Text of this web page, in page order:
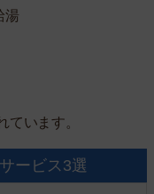
湯
ています。
ービス3選